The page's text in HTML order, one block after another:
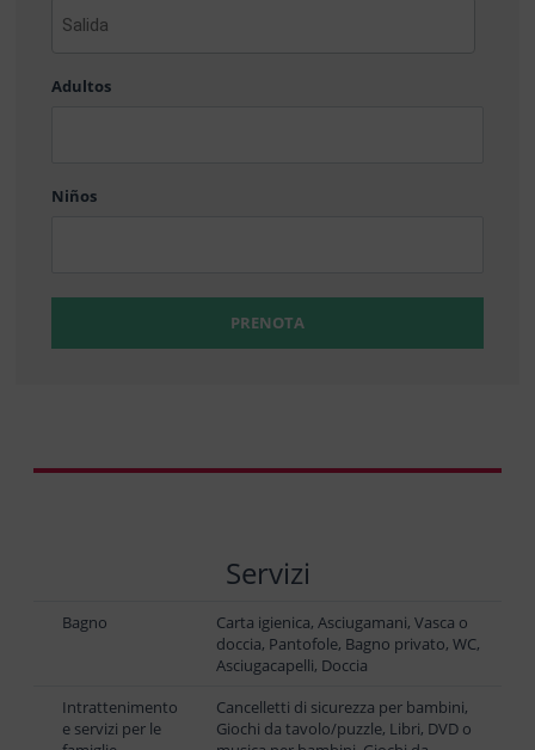
DD
AAAA
MM
Adultos
Niños
PRENOTA
Servizi
Bagno
Carta igienica, Asciugamani, Vasca o
doccia, Pantofole, Bagno privato, WC,
Asciugacapelli, Doccia
Intrattenimento
e servizi per le
Cancelletti di sicurezza per bambini,
Giochi da tavolo/puzzle, Libri, DVD o